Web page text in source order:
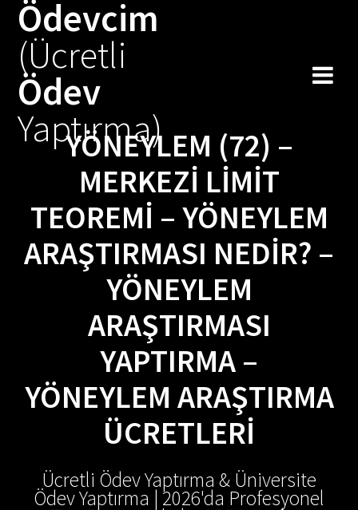
Ödevcim
(Ücretli
Ödev
Yaptırma)
YÖNEYLEM (72) –
MERKEZI LIMIT
TEOREMI – YÖNEYLEM
ARAŞTIRMASI NEDIR? –
YÖNEYLEM
ARAŞTIRMASI
YAPTIRMA –
YÖNEYLEM ARAŞTIRMA
ÜCRETLERI
Ücretli Ödev Yaptırma & Üniversite
Ödev Yaptırma | 2026'da Profesyonel